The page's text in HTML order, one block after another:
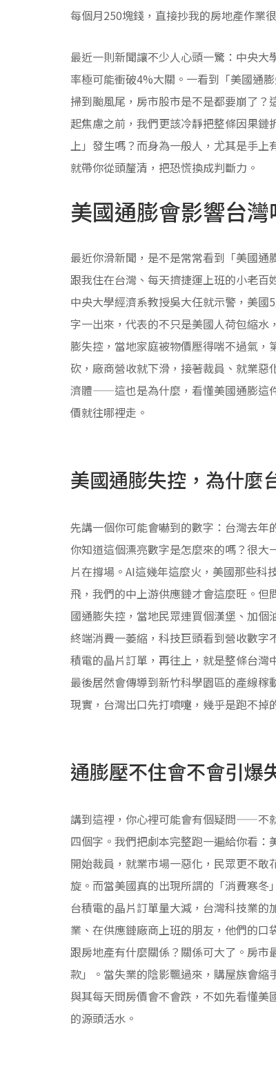
每個月250塊錢，直接抄我的房地產作業
最近一則新聞讓不少人心頭一驚：中央
率極可能衝破4%大關。一看到「美國通
掃到颱風尾，房市股市是不是都要崩了
起焦慮之前，我們更該冷靜把整條因果
上」發生嗎？而身為一般人，尤其是手
就帶你從頭釐清，把恐慌換成判斷力。
美國通膨會影響台灣
最近你滑新聞，是不是常常看到「美國通
跟我住在台灣、每天擠捷運上班的小老百
中央大學經濟系教授吳大任就示警，美
字一出來，代表的不只是美國人荷包縮
膨失控，當地家庭被物價壓得喘不過氣
砍，廠商營收就下滑，接著裁員、就業
濟體——這也是為什麼，看懂美國通膨這
價就往哪裡走。
美國通膨失控，為什麼
先講一個你可能會嚇到的數字：台灣去
你知道這個漂亮數字是怎麼來的嗎？很
片在撐場。AI這幾年這麼火，美國那些科
飛，我們的中上游供應鏈才會這麼旺。
國通膨失控，當地民眾連買個漢堡、加個
終端消費一萎縮，科技巨頭看到營收數
積電的晶片訂單，再往上，就是整條台灣
最後居然會傳導到新竹科學園區的產線
現實，台灣出口先打噴嚏，幾乎是跑不掉
通膨壓不住會不會引爆
講到這裡，你心裡可能會有個疑問——不
四個字。我們把劇本完整跑一遍給你看
開始裁員，就業市場一惡化，民眾更不
旋。而當美國真的出現所謂的「消費寒冬
台積電的晶片訂單量大減，台灣科技業
業、在供應鏈廠商上班的朋友，他們的
跟房地產有什麼關係？關係可大了。房
款」。當失業的陰影飄過來，購屋族會
與其每天問房價會不會跌，不如先看懂
的源頭活水。